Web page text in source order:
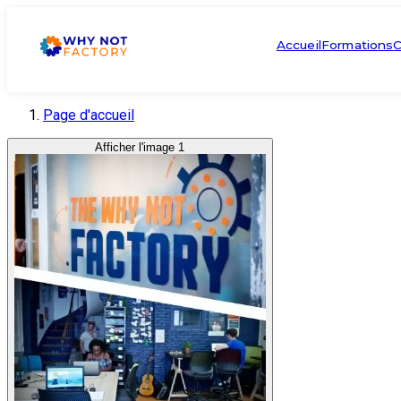
AccueilFormations
Page d'accueil
Afficher l'image 1